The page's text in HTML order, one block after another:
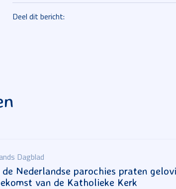
Deel dit bericht:
Dagblad
Nederlandse parochies praten
van de Katholieke Kerk